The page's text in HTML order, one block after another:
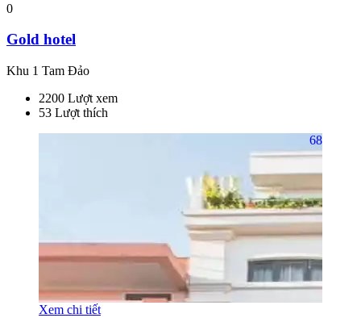
0
Gold hotel
Khu 1 Tam Đảo
2200 Lượt xem
53 Lượt thích
68
Xem chi tiết